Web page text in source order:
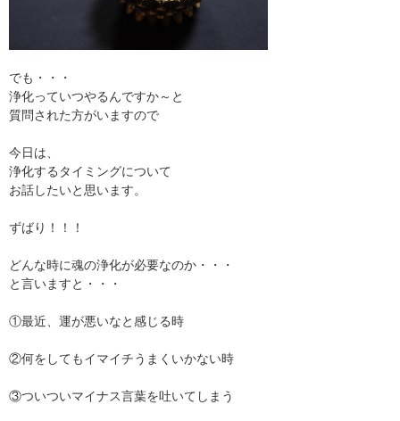
でも・・・
浄化っていつやるんですか～と
質問された方がいますので
今日は、
浄化するタイミングについて
お話したいと思います。
ずばり！！！
どんな時に魂の浄化が必要なのか・・・
と言いますと・・・
①最近、運が悪いなと感じる時
②何をしてもイマイチうまくいかない時
③ついついマイナス言葉を吐いてしまう